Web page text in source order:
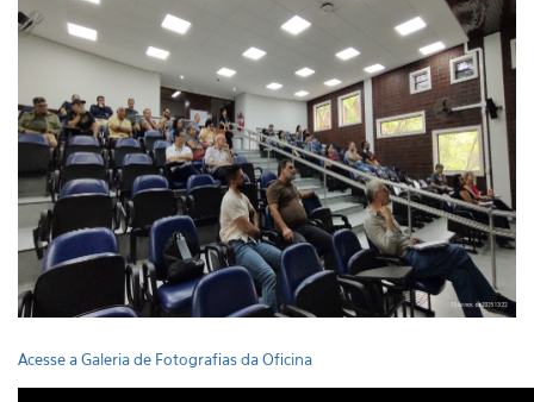
Acesse a Galeria de Fotografias da Oficina